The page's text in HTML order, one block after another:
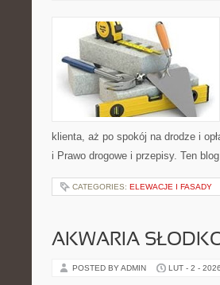
klienta, aż po spokój na drodze i
i Prawo drogowe i przepisy. Ten
CATEGORIES: ELEWACJE I FASADY
AKWARIA
POSTED BY ADMIN LUT - 2 - 2026